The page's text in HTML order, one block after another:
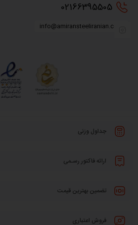
02166395505
info@amiransteeliranian.com
جداول وزنی
ارائه فاکتور رسـمی
تضمین بهترین قیمت
فروش اعتباری